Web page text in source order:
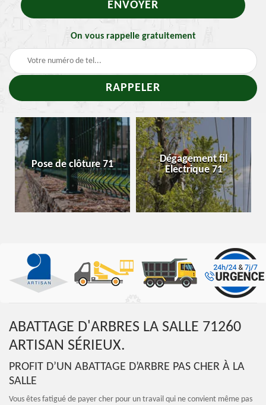
On vous rappelle gratuitement
Pose de clôture 71
Dégagement fil
Electrique 71
ABATTAGE D'ARBRES LA SALLE 71260
ARTISAN SÉRIEUX.
PROFIT D’UN ABATTAGE D’ARBRE PAS CHER À LA
SALLE
Vous êtes fatigué de payer cher pour un travail qui ne convient même pas